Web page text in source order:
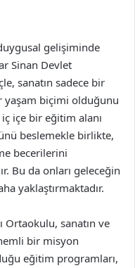
gelişiminde
Sinan Devlet
sanatın sadece bir
yaşam biçimi olduğunu
içe bir eğitim alanı
beslemekle birlikte,
becerilerini
Bu da onları geleceğin
yaklaştırmaktadır.
Ortaokulu, sanatın ve
bir misyon
eğitim programları,